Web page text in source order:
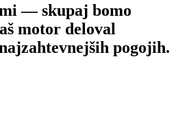
— skupaj bomo
motor deloval
pogojih.